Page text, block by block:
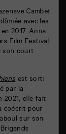
Cambet
avec les
2017. Anna
Film Festival
son court
est sorti
par la
2021, elle fait
coécrit pour
sur son